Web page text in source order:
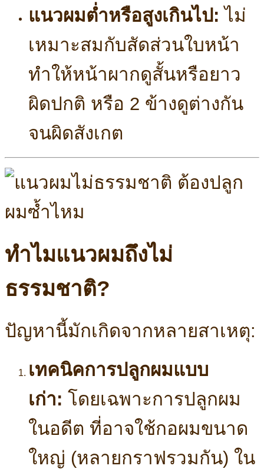
แนวผมต่ำหรือสูงเกินไป: ไม่
เหมาะสมกับสัดส่วนใบหน้า
ทำให้หน้าผากดูสั้นหรือยาว
ผิดปกติ หรือ 2 ข้างดูต่างกัน
จนผิดสังเกต
ทำไมแนวผมถึงไม่
ธรรมชาติ?
ปัญหานี้มักเกิดจากหลายสาเหตุ:
เทคนิคการปลูกผมแบบ
เก่า: โดยเฉพาะการปลูกผม
ในอดีต ที่อาจใช้กอผมขนาด
ใหญ่ (หลายกราฟรวมกัน) ใน